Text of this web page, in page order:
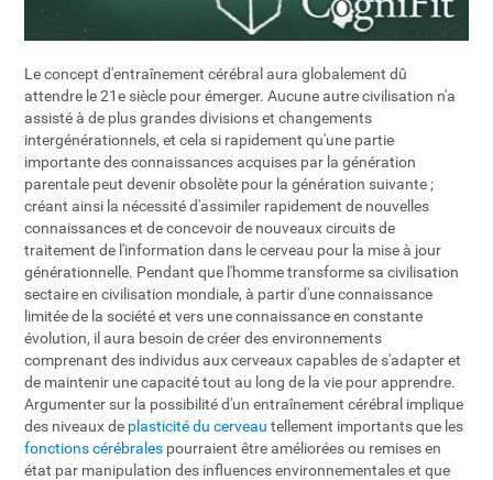
Le concept d'entraînement cérébral aura globalement dû
attendre le 21e siècle pour émerger. Aucune autre civilisation n'a
assisté à de plus grandes divisions et changements
intergénérationnels, et cela si rapidement qu'une partie
importante des connaissances acquises par la génération
parentale peut devenir obsolète pour la génération suivante ;
créant ainsi la nécessité d'assimiler rapidement de nouvelles
connaissances et de concevoir de nouveaux circuits de
traitement de l'information dans le cerveau pour la mise à jour
générationnelle. Pendant que l'homme transforme sa civilisation
sectaire en civilisation mondiale, à partir d'une connaissance
limitée de la société et vers une connaissance en constante
évolution, il aura besoin de créer des environnements
comprenant des individus aux cerveaux capables de s'adapter et
de maintenir une capacité tout au long de la vie pour apprendre.
Argumenter sur la possibilité d'un entraînement cérébral implique
des niveaux de plasticité du cerveau tellement importants que les
fonctions cérébrales pourraient être améliorées ou remises en
état par manipulation des influences environnementales et que